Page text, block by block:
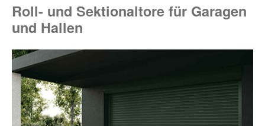
Roll- und Sektionaltore für Garagen
und Hallen